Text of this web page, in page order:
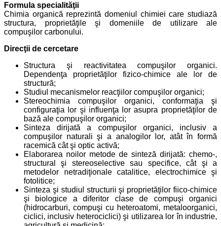
Formula specialităţii
Chimia organică reprezintă domeniul chimiei care studiază
structura, proprietăţile şi domeniile de utilizare ale
compuşilor carbonului.
Direcţii de cercetare
Structura şi reactivitatea compuşilor organici.
Dependenţa proprietăţilor fizico-chimice ale lor de
structură;
Studiul mecanismelor reacţiilor compuşilor organici;
Stereochimia compuşilor organici, conformaţia şi
configuraţia lor şi influenţa lor asupra proprietăţilor de
bază ale compuşilor organici;
Sinteza dirijată a compuşilor organici, inclusiv a
compuşilor naturali şi a analogilor lor, atât în formă
racemică cât şi optic activă;
Elaborarea noilor metode de sinteză dirijată: chemo-,
structural şi stereoselective sau specifice, cât şi a
metodelor netradiţionale catalitice, electrochimice şi
fotolitice;
Sinteza şi studiul structurii şi proprietăţilor fiico-chimice
şi biologice a diferitor clase de compuşi organici
(hidrocarburi, compuşi cu heteroatomi, metaloorganici,
ciclici, inclusiv heterociclici) şi utilizarea lor în industrie,